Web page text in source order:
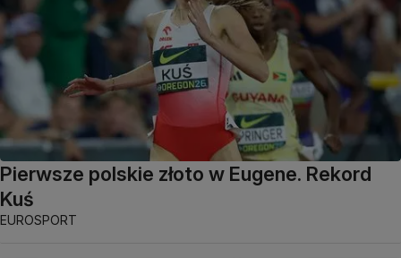
Pierwsze polskie złoto w Eugene. Rekord
Kuś
EUROSPORT